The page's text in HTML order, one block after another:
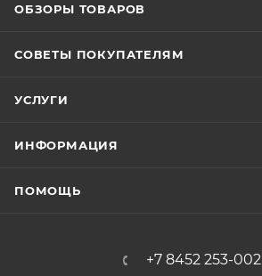
ОБЗОРЫ ТОВАРОВ
СОВЕТЫ ПОКУПАТЕЛЯМ
УСЛУГИ
ИНФОРМАЦИЯ
ПОМОЩЬ
+7 8452 253-002